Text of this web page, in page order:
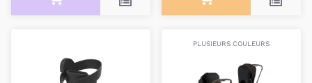
PLUSIEURS COULEURS